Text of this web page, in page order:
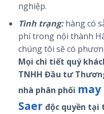
nghiệp.
Tình trạng:hàng có
phí trong nội thành
chúng tôi sẽ có
Mọi chi tiết quý
TNHH Đầu tư
nhà phân phối
Saer độc quyền